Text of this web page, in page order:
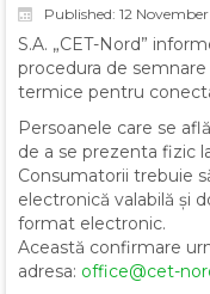
Published: 12
S.A. „CET-Nord”
procedura de
termice pentru
Persoanele care se
de a se prezenta fizic
Consumatorii trebuie
electronică valabilă și
format electronic.
Această confirmare
adresa: office@cet-